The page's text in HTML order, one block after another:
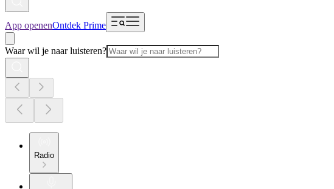
App openenOntdek Prime
Waar wil je naar luisteren?
Radio